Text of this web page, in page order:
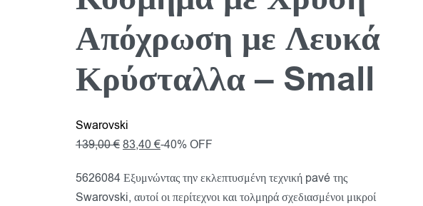
Απόχρωση με Λευκά
Κρύσταλλα – Small
Swarovski
139,00€83,40€-40% OFF
5626084 Εξυμνώντας την εκλεπτυσμένη τεχνική pavé της
Swarovski, αυτοί οι περίτεχνοι και τολμηρά σχεδιασμένοι μικροί